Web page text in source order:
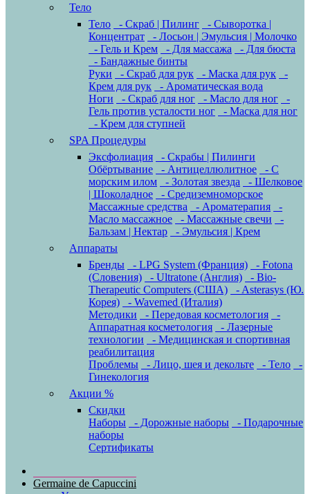
Тело
Тело
- Скраб | Пилинг
- Сыворотка |
Концентрат
- Лосьон | Эмульсия | Молочко
- Гель и Крем
- Для массажа
- Для бюста
- Бандажные бинты
Руки
- Скраб для рук - Маска для рук
-
Крем для рук
- Ароматическая вода
Ноги
- Скраб для ног - Масло для ног
-
Гель против усталости ног
- Маска для ног
- Крем для ступней
SPA Процедуры
Эксфолиация
- Скрабы | Пилинги
Обёртывание
- Антицеллюлитное
- С
морским илом
- Золотая звезда
- Шелковое
| Шоколадное
- Средиземноморское
Массажные средства
- Ароматерапия
-
Масло массажное
- Массажные свечи
-
Бальзам | Нектар
- Эмульсия | Крем
Аппараты
Бренды
- LPG System (Франция)
- Fotona
(Словения)
- Ultratone (Англия)
- Bio-
Therapeutic Computers (США)
- Asterasys (Ю.
Корея)
- Wavemed (Италия)
Методики
- Передовая косметология
-
Аппаратная косметология
- Лазерные
технологии
- Медицинская и спортивная
реабилитация
Проблемы
- Лицо, шея и декольте - Тело
-
Гинекология
Акции %
Скидки
Наборы
- Дорожные наборы
- Подарочные
наборы
Сертификаты
Germaine de Capuccini